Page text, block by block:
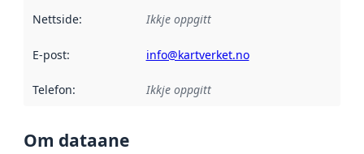
Nettside: Ikkje oppgitt
E-post: info@kartverket.no
Telefon: Ikkje oppgitt
Om dataane